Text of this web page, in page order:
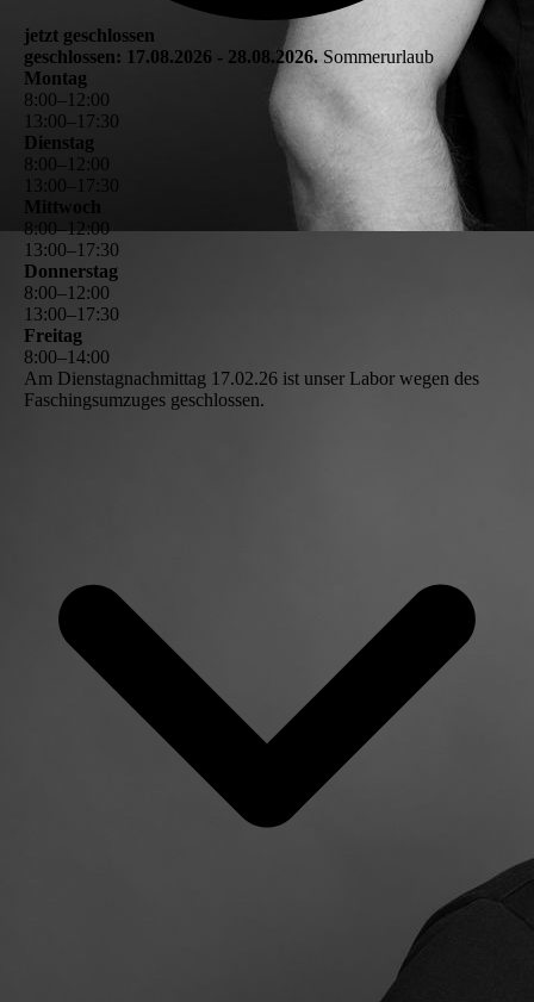
jetzt geschlossen
geschlossen: 17.08.2026 - 28.08.2026. Sommerurlaub
Montag
8:00– 12:00
13:00– 17:30
Dienstag
8:00 12 :00
13:00 17
30
Mittwoch
8:00–12:00
13:00–17:30
Donnerstag
8:00–12:00
13:00–17:30
Freitag
8:00–14:00
Am Dienstagnachmittag 17.02.26 ist unser Labor wegen des
Faschingsumzuges geschlossen.